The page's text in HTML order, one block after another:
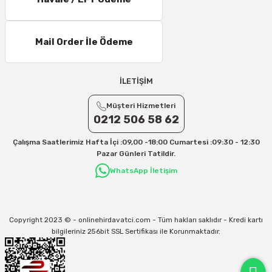
11 – 15 Desi/Kg= 245,50 TL- 347,40 TL
16 – 20 Desi/Kg= 307,50 TL- 371,80 TL
21 – 25 Desi/Kg= 357,90 TL-- 397,40 TL
Yurtiçi Kargo için 30 Desi sonrası her +1 Desi: 13 TL
Aras Kargo için 30 Desi sonrası her +1 Desi: 17 TL
Kargo ve teslimat süreçleriyle ilgili tüm sorularınız için bizimle iletişime
31/12/2026 Tarihine Kadar Geçerlidir
Mail Order İle Ödeme
İLETİŞİM
Müşteri Hizmetleri
0212 506 58 62
Çalışma Saatlerimiz Hafta İçi :09,00 -18:00 Cumartesi :09:30 - 12:30
Pazar Günleri Tatildir.
WhatsApp İletişim
Copyright 2023 © - onlinehirdavatci.com - Tüm hakları saklıdır - Kredi kartı
bilgileriniz 256bit SSL Sertifikası ile Korunmaktadır.